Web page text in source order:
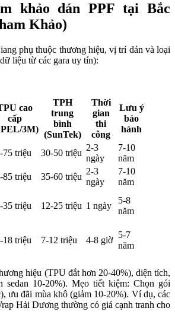
khảo dán PPF tại Bắc
Khảo)
phụ thuộc thương hiệu, vị trí dán và loại
liệu từ các gara uy tín):
cao
cấp
3M)
TPH
trung
bình
(SunTek)
Thời
gian
thi
công
Lưu ý
bảo
hành
75 triệu 30-50 triệu
2-3
ngày
7-10
năm
85 triệu 35-60 triệu
2-3
ngày
7-10
năm
35 triệu 12-25 triệu 1 ngày
5-8
năm
18 triệu 7-12 triệu 4-8 giờ
5-7
năm
hiệu (TPU đắt hơn 20-40%), diện tích,
sedan 10-20%). Mẹo tiết kiệm: Chọn gói
ưu đãi mùa khô (giảm 10-20%). Ví dụ, các
Hải Dương thường có giá cạnh tranh cho